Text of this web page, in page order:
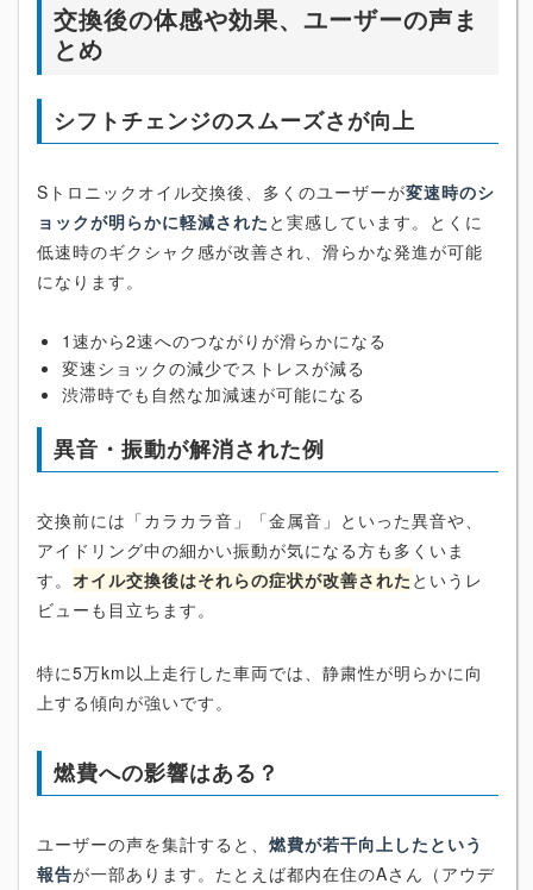
交換後の体感や効果、ユーザーの声ま
とめ
シフトチェンジのスムーズさが向上
Sトロニックオイル交換後、多くのユーザーが変速時のシ
ョックが明らかに軽減された と実感しています。とくに
低速時のギクシャク感が改善され、滑らかな発進が可能
になります。
1速から2速へのつながりが滑らかになる
変速ショックの減少でストレスが減る
渋滞時でも自然な加減速が可能になる
異音・振動が解消された例
交換前には「カラカラ音」「金属音」といった異音や、
アイドリング中の細かい振動が気になる方も多くいま
す。 オイル交換後はそれらの症状が改善された というレ
ビューも目立ちます。
特に5万km以上走行した車両では、静粛性が明らかに向
上する傾向が強いです。
燃費への影響はある？
ユーザーの声を集計すると、 燃費が若干向上したという
報告が一部あります。たとえば都内在住のAさん（アウデ